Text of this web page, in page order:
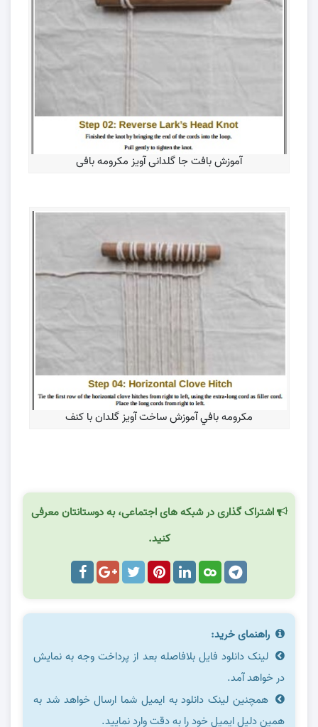
آموزش بافت جا گلدانی آویز مکرومه بافی
مكرومه بافي آموزش ساخت آویز گلدان با کنف
اشتراک گذاری در شبکه های اجتماعی، به دوستانتان معرفی
کنید.
راهنمای خرید:
لینک دانلود فایل بلافاصله بعد از پرداخت وجه به نمایش
در خواهد آمد.
همچنین لینک دانلود به ایمیل شما ارسال خواهد شد به
همین دلیل ایمیل خود را به دقت وارد نمایید.